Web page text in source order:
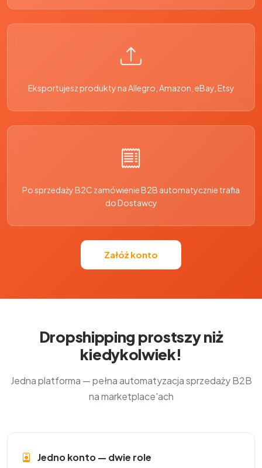
Eksportujesz produkty na Allegro, Amazon, eBay, Etsy
Po sprzedaży B2C zamówienie B2B automatycznie trafia
do Dostawcy
Załóż konto
Dropshipping prostszy niż
kiedykolwiek!
Jedna platforma — pełna automatyzacja sprzedaży B2B
na marketplace'ach
Jedno konto — dwie role